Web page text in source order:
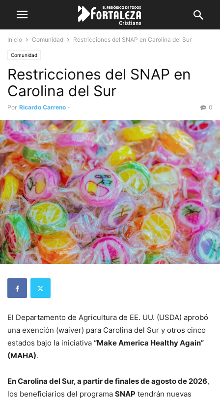
Inicio Comunidad Restricciones del SNAP en Carolina del Sur
Comunidad
Restricciones del SNAP en
Carolina del Sur
Por Ricardo Carreno - 0
El Departamento de Agricultura de EE. UU. (USDA) aprobó
una exención (waiver) para Carolina del Sur y otros cinco
estados bajo la iniciativa “Make America Healthy Again”
(MAHA).
En Carolina del Sur, a partir de finales de agosto de 2026,
los beneficiarios del programa SNAP tendrán nuevas